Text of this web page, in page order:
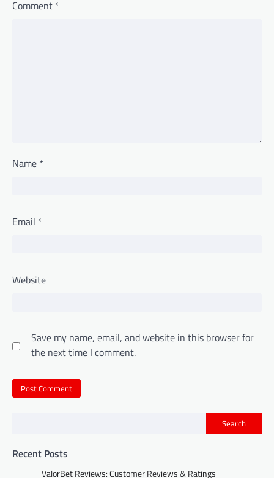
Comment *
Name *
Email *
Website
Save my name, email, and website in this browser for
the next time I comment.
Search
Recent Posts
ValorBet Reviews: Customer Reviews & Ratings